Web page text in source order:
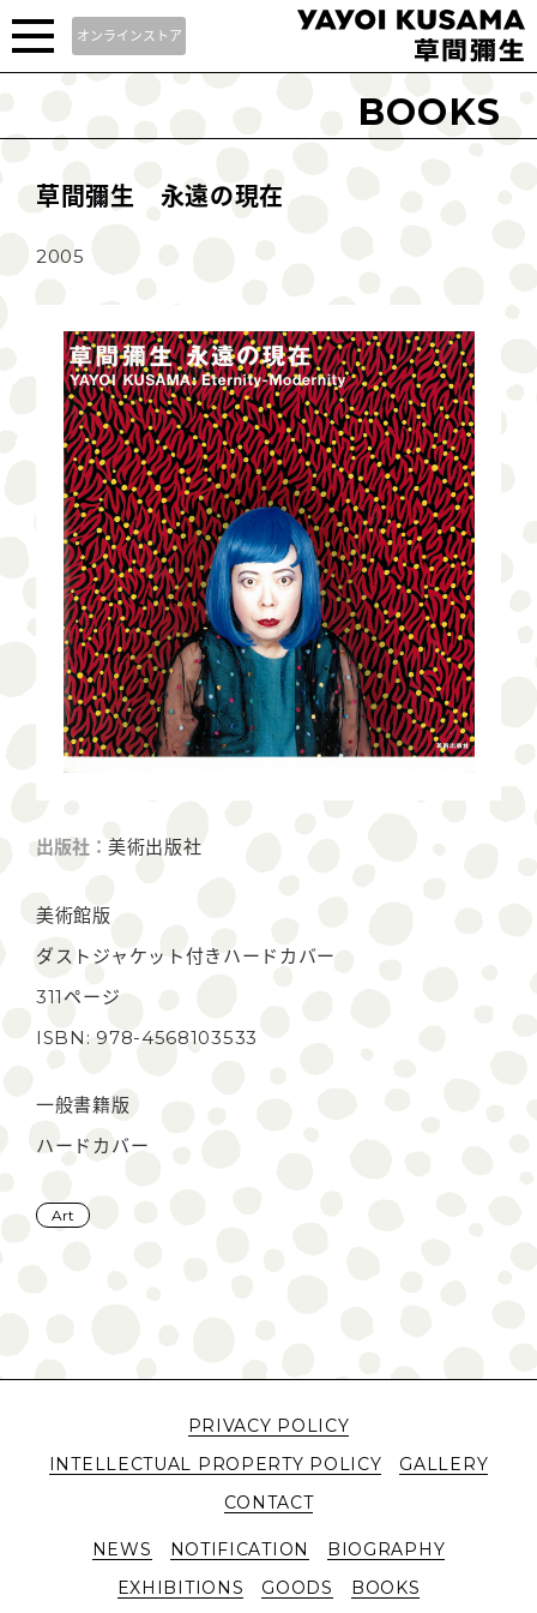
オンラインストア
BOOKS
草間彌生 永遠の現在
2005
出版社： 美術出版社
美術館版
ダストジャケット付きハードカバー
311ページ
ISBN: 978-4568103533
一般書籍版
ハードカバー
Art
PRIVACY POLICY
INTELLECTUAL PROPERTY POLICY
GALLERY
CONTACT
NEWS NOTIFICATION
BIOGRAPHY
EXHIBITIONS
GOODS BOOKS